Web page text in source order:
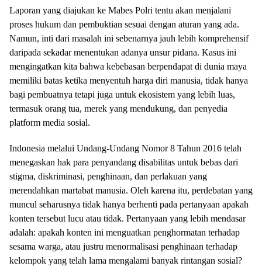
Laporan yang diajukan ke Mabes Polri tentu akan menjalani
proses hukum dan pembuktian sesuai dengan aturan yang ada.
Namun, inti dari masalah ini sebenarnya jauh lebih komprehensif
daripada sekadar menentukan adanya unsur pidana. Kasus ini
mengingatkan kita bahwa kebebasan berpendapat di dunia maya
memiliki batas ketika menyentuh harga diri manusia, tidak hanya
bagi pembuatnya tetapi juga untuk ekosistem yang lebih luas,
termasuk orang tua, merek yang mendukung, dan penyedia
platform media sosial.
Indonesia melalui Undang-Undang Nomor 8 Tahun 2016 telah
menegaskan hak para penyandang disabilitas untuk bebas dari
stigma, diskriminasi, penghinaan, dan perlakuan yang
merendahkan martabat manusia. Oleh karena itu, perdebatan yang
muncul seharusnya tidak hanya berhenti pada pertanyaan apakah
konten tersebut lucu atau tidak. Pertanyaan yang lebih mendasar
adalah: apakah konten ini menguatkan penghormatan terhadap
sesama warga, atau justru menormalisasi penghinaan terhadap
kelompok yang telah lama mengalami banyak rintangan sosial?